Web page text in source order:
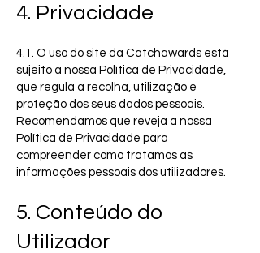
4. Privacidade
4.1. O uso do site da Catchawards está
sujeito à nossa Política de Privacidade,
que regula a recolha, utilização e
proteção dos seus dados pessoais.
Recomendamos que reveja a nossa
Política de Privacidade para
compreender como tratamos as
informações pessoais dos utilizadores.
5. Conteúdo do
Utilizador